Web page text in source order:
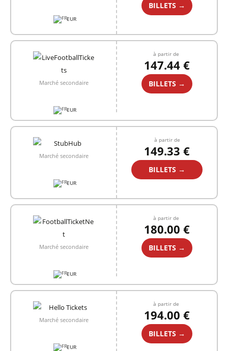
EUR
BILLETS →
Marché secondaire
EUR
à partir de
147.44 €
BILLETS →
Marché secondaire
EUR
à partir de
149.33 €
BILLETS →
Marché secondaire
EUR
à partir de
180.00 €
BILLETS →
Marché secondaire
EUR
à partir de
194.00 €
BILLETS →